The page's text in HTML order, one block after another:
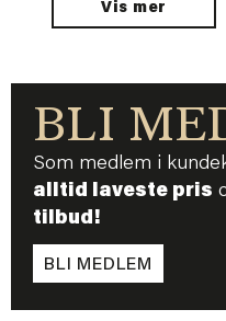
Vis mer
BLI
Som medlem i
alltid laveste pris
tilbud!
BLI MEDLEM